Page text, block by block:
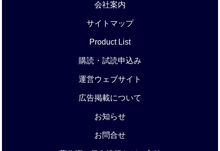
会社案内
サイトマップ
Product List
購読・試読申込み
運営ウェブサイト
広告掲載について
お知らせ
お問合せ